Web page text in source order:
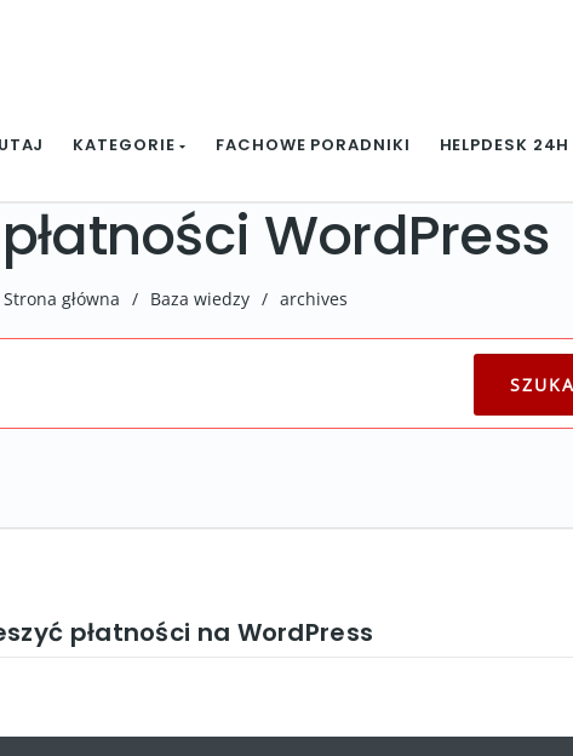
KATEGORIE FACHOWE PORADNIKI HELPDESK 24H
WordPress
Strona główna / Baza wiedzy / archives
płatności na WordPress